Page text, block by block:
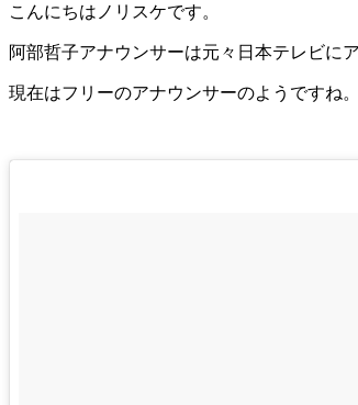
こんにちはノリスケです。
阿部哲子アナウンサーは元々日本テレビに
現在はフリーのアナウンサーのようですね。